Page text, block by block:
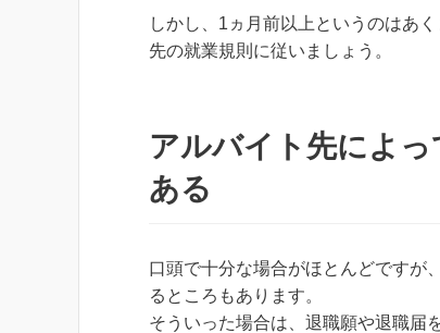
しかし、1ヵ月前以上というのはあ
先の就業規則に従いましょう。
アルバイト先によ
ある
口頭で十分な場合がほとんどですが
るところもあります。
そういった場合は、退職願や退職届